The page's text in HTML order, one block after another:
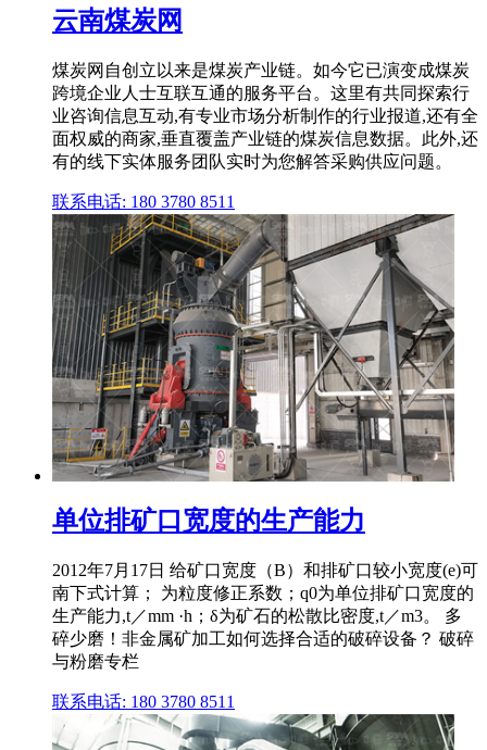
云南煤炭网
煤炭网自创立以来是煤炭产业链。如今它已演变成煤炭
跨境企业人士互联互通的服务平台。这里有共同探索行
业咨询信息互动,有专业市场分析制作的行业报道,还有全
面权威的商家,垂直覆盖产业链的煤炭信息数据。此外,还
有的线下实体服务团队实时为您解答采购供应问题。
联系电话: 180 3780 8511
单位排矿口宽度的生产能力
2012年7月17日 给矿口宽度（B）和排矿口较小宽度(e)可
南下式计算； 为粒度修正系数；q0为单位排矿口宽度的
生产能力,t／mm ·h；δ为矿石的松散比密度,t／m3。 多
碎少磨！非金属矿加工如何选择合适的破碎设备？ 破碎
与粉磨专栏
联系电话: 180 3780 8511